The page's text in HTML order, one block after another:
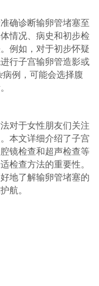
确诊断输卵管堵塞至
情况、病史和初步检
例如，对于初步怀疑
行子宫输卵管造影或
例，可能会选择腹
对于女性朋友们关注
本文详细介绍了子宫
镜检查和超声检查等
检查方法的重要性。
地了解输卵管堵塞的
航。